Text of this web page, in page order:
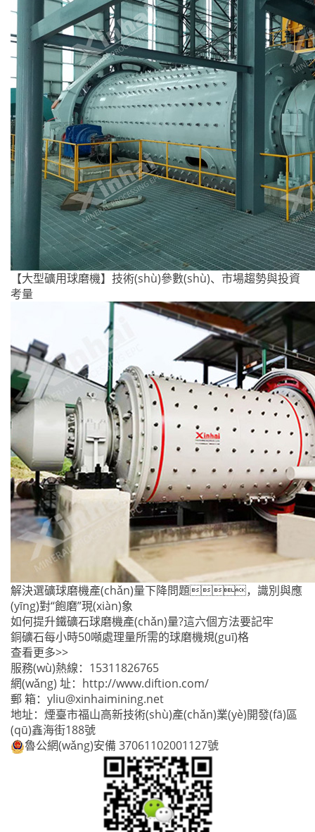
【大型礦用球磨機】技術(shù)參數(shù)、市場趨勢與投資
考量
解決選礦球磨機產(chǎn)量下降問題，識別與應
(yīng)對“飽磨”現(xiàn)象
如何提升鐵礦石球磨機產(chǎn)量?這六個方法要記牢
銅礦石每小時50噸處理量所需的球磨機規(guī)格
查看更多>>
服務(wù)熱線： 15311826765
網(wǎng) 址： http://www.diftion.com/
郵 箱： yliu@xinhaimining.net
地址：煙臺市福山高新技術(shù)產(chǎn)業(yè)開發(fā)區
(qū)鑫海街188號
魯公網(wǎng)安備 37061102001127號